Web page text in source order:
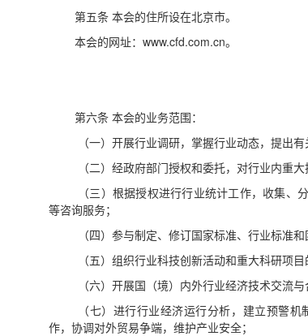
第五条 本会的住所设在北京市。
本会的网址： www.cfd.com.cn。
第六条 本会的业务范围：
（一）开展行业调研，掌握行业动态，提出
（二）经政府部门授权和委托，对行业内重
（三）根据授权进行行业统计工作，收集
等咨询服务；
（四）参与制定、修订国家标准、行业标准
（五）组织行业科技创新活动和重大科研项
（六）开展国（境）内外行业经济技术交流
（七）进行行业经济运行分析，建立预警
作，协调对外贸易争端，维护产业安全；